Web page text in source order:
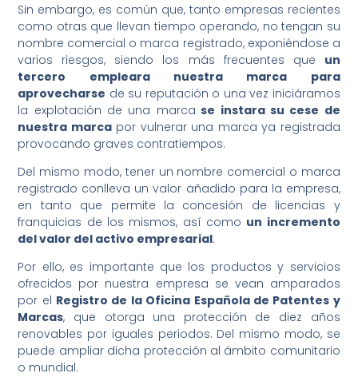
Sin embargo, es común que, tanto empresas recientes
como otras que llevan tiempo operando, no tengan su
nombre comercial o marca registrado, exponiéndose a
varios riesgos, siendo los más frecuentes que un
tercero empleara nuestra marca para
aprovecharse de su reputación o una vez iniciáramos
la explotación de una marca se instara su cese de
nuestra marcapor vulnerar una marca ya registrada
provocando graves contratiempos.
Del mismo modo, tener un nombre comercial o marca
registrado conlleva un valor añadido para la empresa,
en tanto que permite la concesión de licencias y
franquicias de los mismos, así como un incremento
del valor del activo empresarial.
Por ello, es importante que los productos y servicios
ofrecidos por nuestra empresa se vean amparados
por el Registro de la Oficina Española de Patentes y
Marcas, que otorga una protección de diez años
renovables por iguales periodos. Del mismo modo, se
puede ampliar dicha protección al ámbito comunitario
o mundial.